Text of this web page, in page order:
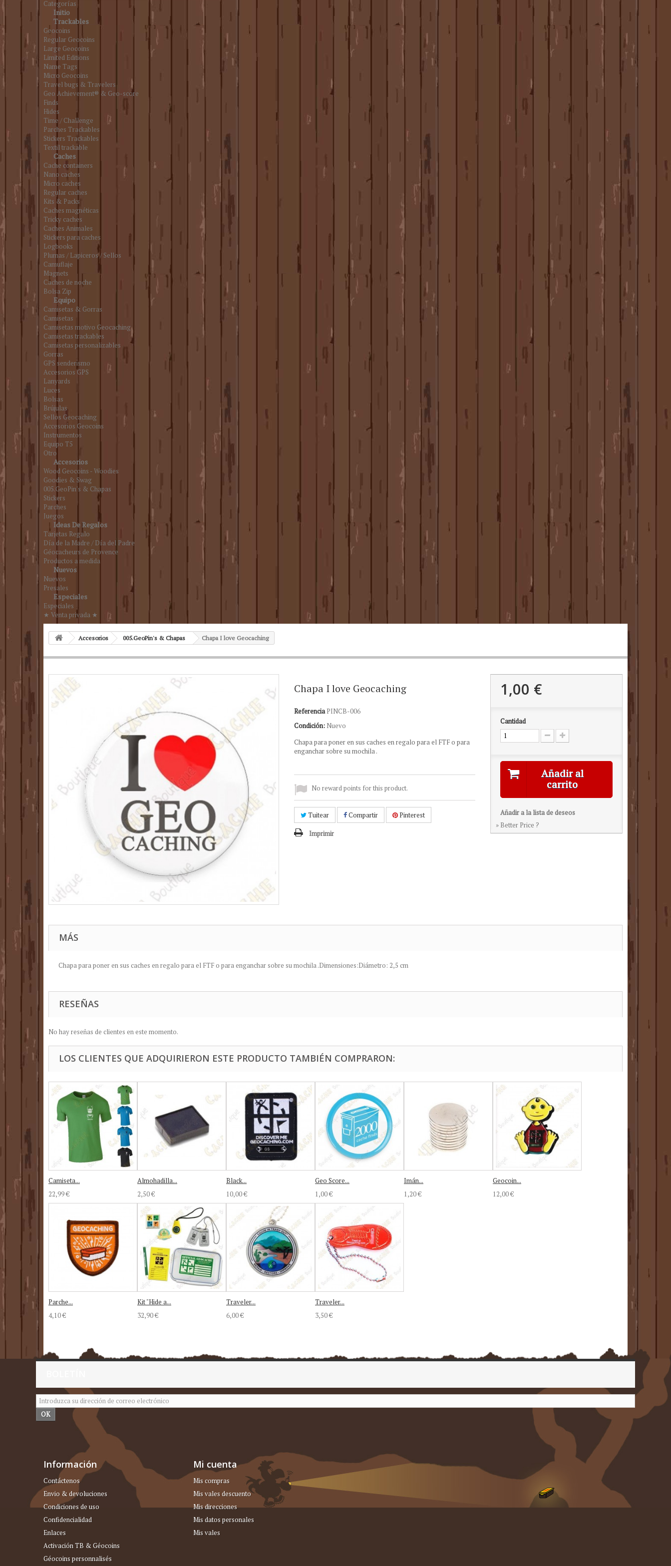
Categorías
Initio
Trackables
Geocoins
Regular Geocoins
Large Geocoins
Limited Editions
Name Tags
Micro Geocoins
Travel bugs & Travelers
Geo Achievement® & Geo-score
Finds
Hides
Time / Challenge
Parches Trackables
Stickers Trackables
Textil trackable
Caches
Cache containers
Nano caches
Micro caches
Regular caches
Kits & Packs
Caches magnéticas
Tricky caches
Caches Animales
Stickers para caches
Logbooks
Plumas / Lapiceros / Sellos
Camuflaje
Magnets
Caches de noche
Bolsa Zip
Equipo
Camisetas & Gorras
Camisetas
Camisetas motivo Geocaching
Camisetas trackables
Camisetas personalizables
Gorras
GPS senderismo
Accesorios GPS
Lanyards
Luces
Bolsas
Brújulas
Sellos Geocaching
Accesorios Geocoins
Instrumentos
Equipo T5
Otro
Accesorios
Wood Geocoins - Woodies
Goodies & Swag
005.GeoPin's & Chapas
Stickers
Parches
Juegos
Ideas De Regalos
Tarjetas Regalo
Día de la Madre / Día del Padre
Géocacheurs de Provence
Productos a medida
Nuevos
Nuevos
Presales
Especiales
Especiales
★ Venta privada ★
Accesorios 005.GeoPin's & Chapas Chapa I love Geocaching
Chapa I love Geocaching
Referencia PINCB-006
Condición: Nuevo
Chapa para poner en sus caches en regalo para el FTF o para
enganchar sobre su mochila .
No reward points for this product.
Tuitear Compartir Pinterest
Imprimir
1,00 €
Cantidad
Añadir al
carrito
Añadir a la lista de deseos
» Better Price ?
MÁS
Chapa para poner en sus caches en regalo para el FTF o para enganchar sobre su mochila .Dimensiones:Diámetro: 2,5 cm
RESEÑAS
No hay reseñas de clientes en este momento.
LOS CLIENTES QUE ADQUIRIERON ESTE PRODUCTO TAMBIÉN COMPRARON:
Camiseta...
22,99 €
Almohadilla...
2,50 €
Black...
10,00 €
Geo Score...
1,00 €
Imán...
1,20 €
Geocoin...
12,00 €
Parche...
4,10 €
Kit "Hide a...
32,90 €
Traveler...
6,00 €
Traveler...
3,50 €
OK
Información
Contáctenos
Envio & devoluciones
Condiciones de uso
Confidencialidad
Enlaces
Activación TB & Géocoins
Géocoins personnalisés
Mi cuenta
Mis compras
Mis vales descuento
Mis direcciones
Mis datos personales
Mis vales